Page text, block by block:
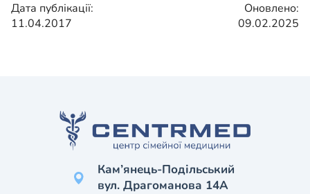
Дата публікації:
11.04.2017
Оновлено:
09.02.2025
Кам’янець-Подільський
вул. Драгоманова 14А